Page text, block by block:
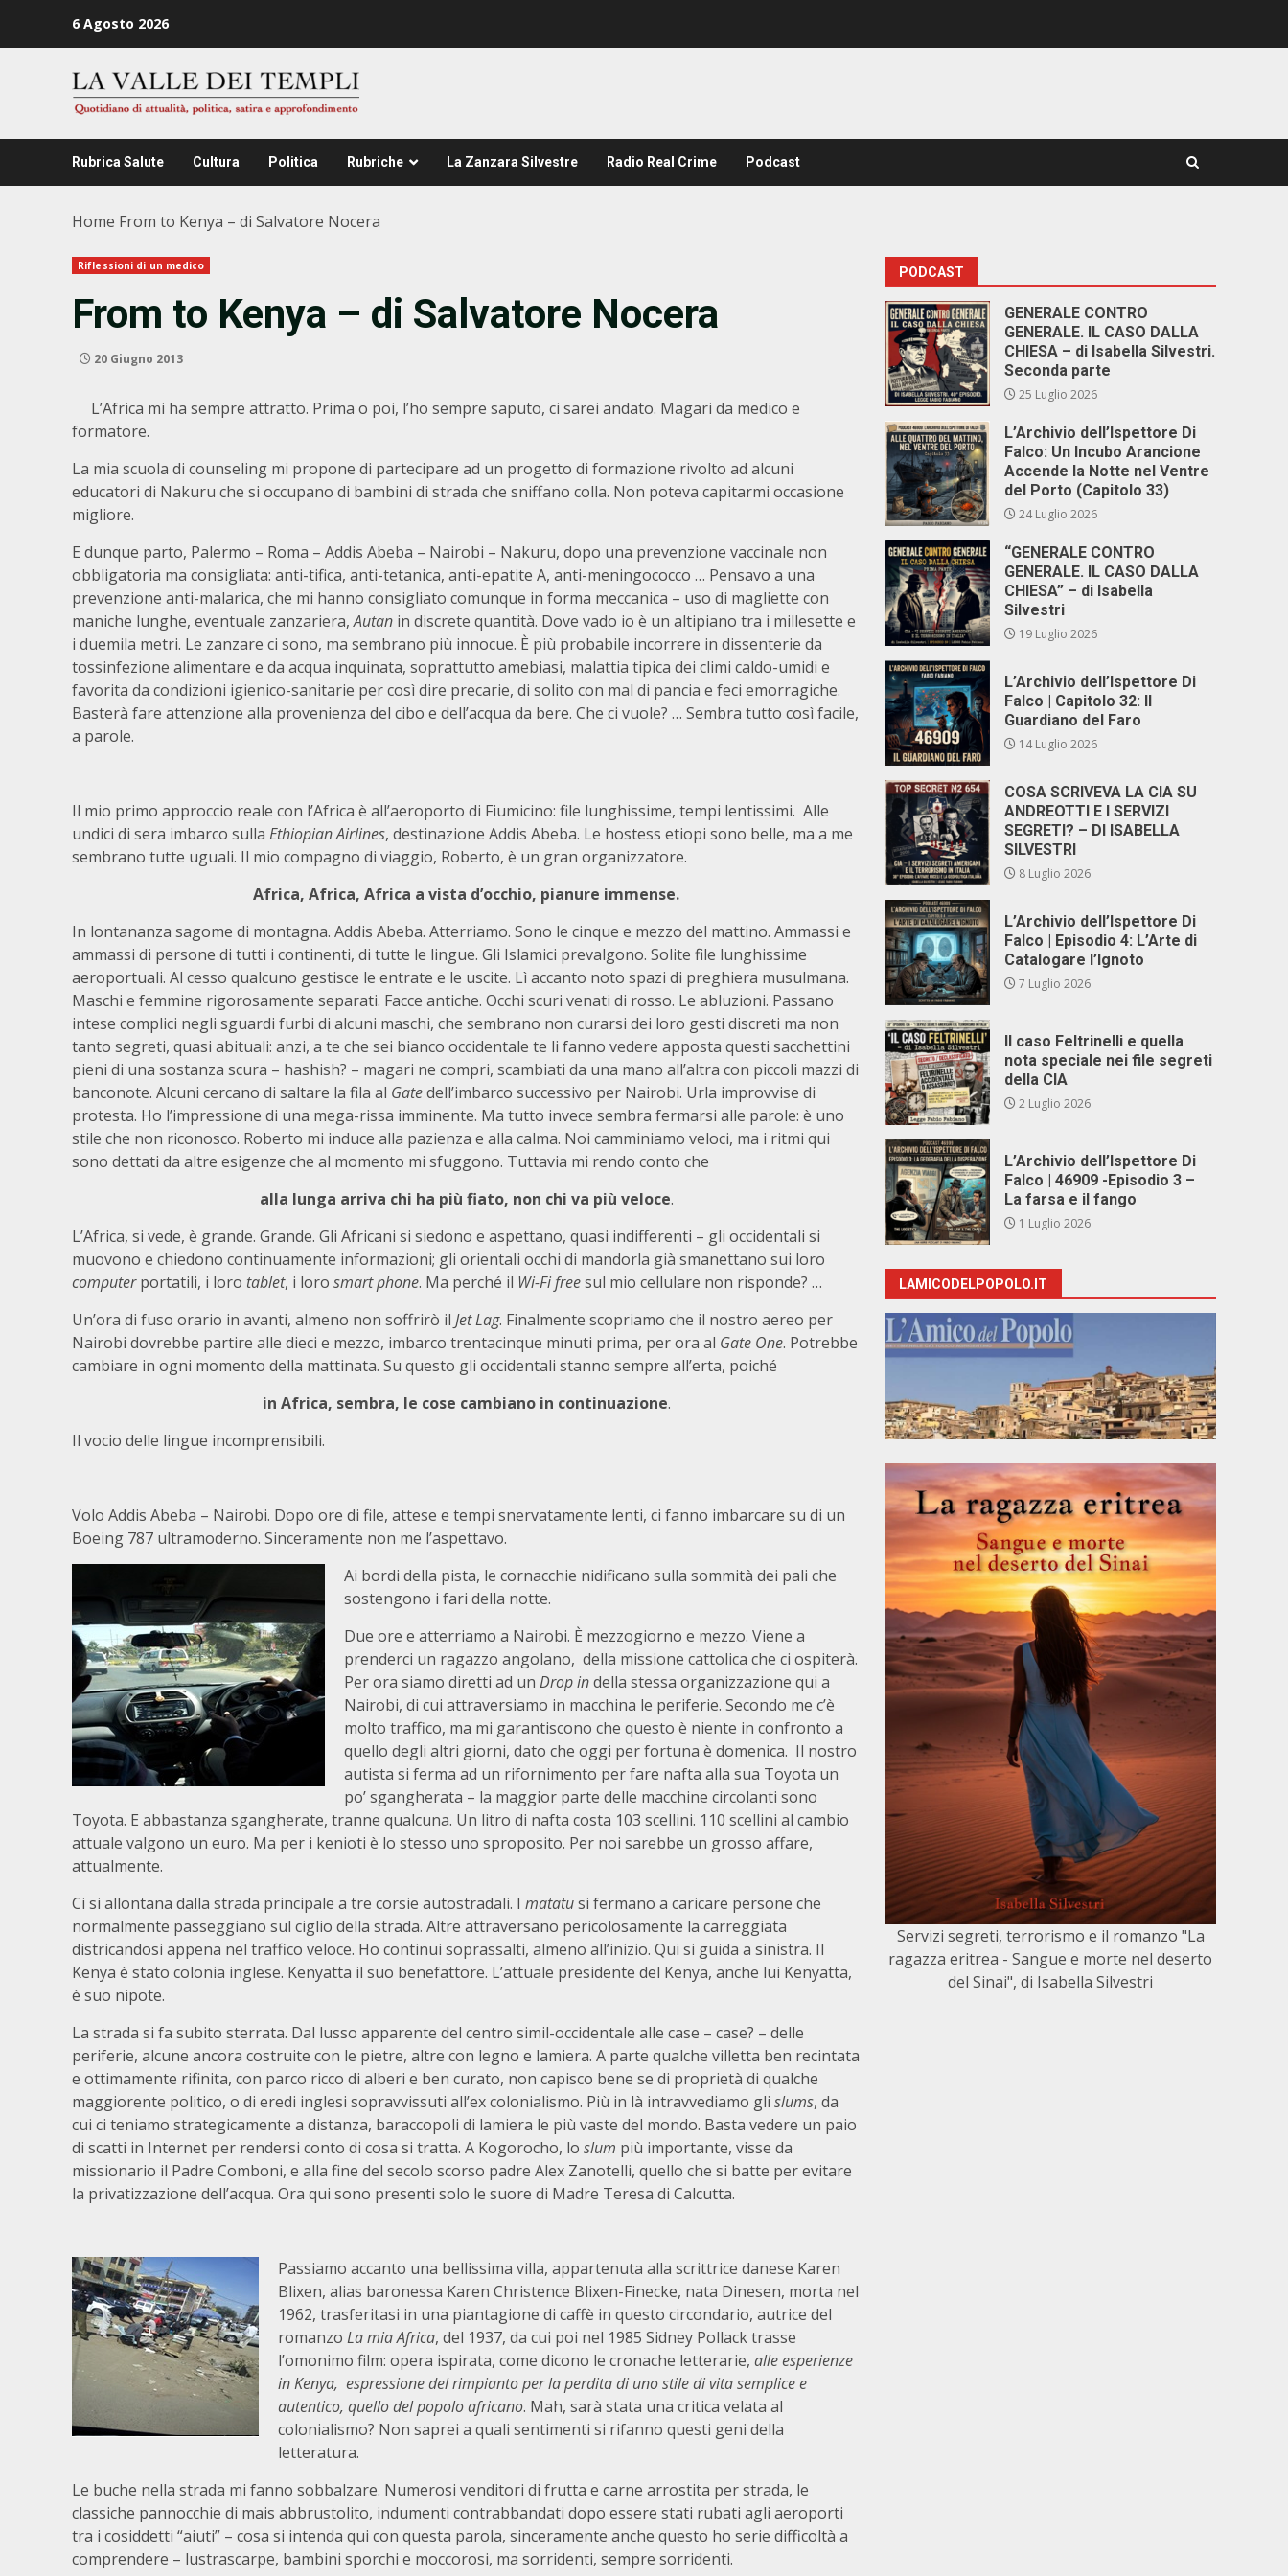
6 Agosto 2026
Rubrica Salute Cultura Politica Rubriche La Zanzara Silvestre Radio Real Crime Podcast
Home From to Kenya – di Salvatore Nocera
Riflessioni di un medico
From to Kenya – di Salvatore Nocera
20 Giugno 2013
L’Africa mi ha sempre attratto. Prima o poi, l’ho sempre saputo, ci sarei andato. Magari da medico e
formatore.
La mia scuola di counseling mi propone di partecipare ad un progetto di formazione rivolto ad alcuni
educatori di Nakuru che si occupano di bambini di strada che sniffano colla. Non poteva capitarmi occasione
migliore.
E dunque parto, Palermo – Roma – Addis Abeba – Nairobi – Nakuru, dopo una prevenzione vaccinale non
obbligatoria ma consigliata: anti-tifica, anti-tetanica, anti-epatite A, anti-meningococco … Pensavo a una
prevenzione anti-malarica, che mi hanno consigliato comunque in forma meccanica – uso di magliette con
maniche lunghe, eventuale zanzariera,Autan in discrete quantità. Dove vado io è un altipiano tra i millesette e
i duemila metri. Le zanzare ci sono, ma sembrano più innocue. È più probabile incorrere in dissenterie da
tossinfezione alimentare e da acqua inquinata, soprattutto amebiasi, malattia tipica dei climi caldo-umidi e
favorita da condizioni igienico-sanitarie per così dire precarie, di solito con mal di pancia e feci emorragiche.
Basterà fare attenzione alla provenienza del cibo e dell’acqua da bere. Che ci vuole? … Sembra tutto così facile,
a parole.
Il mio primo approccio reale con l’Africa è all’aeroporto di Fiumicino: file lunghissime, tempi lentissimi. Alle
undici di sera imbarco sulla Ethiopian Airlines, destinazione Addis Abeba. Le hostess etiopi sono belle, ma a me
sembrano tutte uguali. Il mio compagno di viaggio, Roberto, è un gran organizzatore.
Africa, Africa, Africa a vista d’occhio, pianure immense.
In lontananza sagome di montagna. Addis Abeba. Atterriamo. Sono le cinque e mezzo del mattino. Ammassi e
ammassi di persone di tutti i continenti, di tutte le lingue. Gli Islamici prevalgono. Solite file lunghissime
aeroportuali. Al cesso qualcuno gestisce le entrate e le uscite. Lì accanto noto spazi di preghiera musulmana.
Maschi e femmine rigorosamente separati. Facce antiche. Occhi scuri venati di rosso. Le abluzioni. Passano
intese complici negli sguardi furbi di alcuni maschi, che sembrano non curarsi dei loro gesti discreti ma non
tanto segreti, quasi abituali: anzi, a te che sei bianco occidentale te li fanno vedere apposta questi sacchettini
pieni di una sostanza scura – hashish? – magari ne compri, scambiati da una mano all’altra con piccoli mazzi di
banconote. Alcuni cercano di saltare la fila al Gatedell’imbarco successivo per Nairobi. Urla improvvise di
protesta. Ho l’impressione di una mega-rissa imminente. Ma tutto invece sembra fermarsi alle parole: è uno
stile che non riconosco. Roberto mi induce alla pazienza e alla calma. Noi camminiamo veloci, ma i ritmi qui
sono dettati da altre esigenze che al momento mi sfuggono. Tuttavia mi rendo conto che
alla lunga arriva chi ha più fiato, non chi va più veloce.
L’Africa, si vede, è grande. Grande. Gli Africani si siedono e aspettano, quasi indifferenti – gli occidentali si
muovono e chiedono continuamente informazioni; gli orientali occhi di mandorla già smanettano sui loro
computerportatili, i loro tablet, i loro smart phone. Ma perché il Wi-Fifreesul mio cellulare non risponde? …
Un’ora di fuso orario in avanti, almeno non soffrirò il Jet Lag. Finalmente scopriamo che il nostro aereo per
Nairobi dovrebbe partire alle dieci e mezzo, imbarco trentacinque minuti prima, per ora al Gate One. Potrebbe
cambiare in ogni momento della mattinata. Su questo gli occidentali stanno sempre all’erta, poiché
in Africa, sembra, le cose cambiano in continuazione.
Il vocio delle lingue incomprensibili.
Volo Addis Abeba – Nairobi. Dopo ore di file, attese e tempi snervatamente lenti, ci fanno imbarcare su di un
Boeing 787 ultramoderno. Sinceramente non me l’aspettavo.
Ai bordi della pista, le cornacchie nidificano sulla sommità dei pali che
sostengono i fari della notte.
Due ore e atterriamo a Nairobi. È mezzogiorno e mezzo. Viene a
prenderci un ragazzo angolano, della missione cattolica che ci ospiterà.
Per ora siamo diretti ad un Drop indella stessa organizzazione qui a
Nairobi, di cui attraversiamo in macchina le periferie. Secondo me c’è
molto traffico, ma mi garantiscono che questo è niente in confronto a
quello degli altri giorni, dato che oggi per fortuna è domenica. Il nostro
autista si ferma ad un rifornimento per fare nafta alla sua Toyota un
po’ sgangherata – la maggior parte delle macchine circolanti sono
Toyota. E abbastanza sgangherate, tranne qualcuna. Un litro di nafta costa 103 scellini. 110 scellini al cambio
attuale valgono un euro. Ma per i kenioti è lo stesso uno sproposito. Per noi sarebbe un grosso affare,
attualmente.
Ci si allontana dalla strada principale a tre corsie autostradali. I matatusi fermano a caricare persone che
normalmente passeggiano sul ciglio della strada. Altre attraversano pericolosamente la carreggiata
districandosi appena nel traffico veloce. Ho continui soprassalti, almeno all’inizio. Qui si guida a sinistra. Il
Kenya è stato colonia inglese. Kenyatta il suo benefattore. L’attuale presidente del Kenya, anche lui Kenyatta,
è suo nipote.
La strada si fa subito sterrata. Dal lusso apparente del centro simil-occidentale alle case – case? – delle
periferie, alcune ancora costruite con le pietre, altre con legno e lamiera. A parte qualche villetta ben recintata
e ottimamente rifinita, con parco ricco di alberi e ben curato, non capisco bene se di proprietà di qualche
maggiorente politico, o di eredi inglesi sopravvissuti all’ex colonialismo. Più in là intravvediamo gli slums, da
cui ci teniamo strategicamente a distanza, baraccopoli di lamiera le più vaste del mondo. Basta vedere un paio
di scatti in Internet per rendersi conto di cosa si tratta. A Kogorocho, lo slum più importante, visse da
missionario il Padre Comboni, e alla fine del secolo scorso padre Alex Zanotelli, quello che si batte per evitare
la privatizzazione dell’acqua. Ora qui sono presenti solo le suore di Madre Teresa di Calcutta.
Passiamo accanto una bellissima villa, appartenuta alla scrittrice danese Karen
Blixen, alias baronessa Karen Christence Blixen-Finecke, nata Dinesen, morta nel
1962, trasferitasi in una piantagione di caffè in questo circondario, autrice del
romanzo La mia Africa, del 1937, da cui poi nel 1985 Sidney Pollack trasse
l’omonimo film: opera ispirata, come dicono le cronache letterarie, alle esperienze
in Kenya, espressione del rimpianto per la perdita di uno stile di vita semplice e
autentico, quello del popolo africano. Mah, sarà stata una critica velata al
colonialismo? Non saprei a quali sentimenti si rifanno questi geni della
letteratura.
Le buche nella strada mi fanno sobbalzare. Numerosi venditori di frutta e carne arrostita per strada, le
classiche pannocchie di mais abbrustolito, indumenti contrabbandati dopo essere stati rubati agli aeroporti
tra i cosiddetti “aiuti” – cosa si intenda qui con questa parola, sinceramente anche questo ho serie difficoltà a
comprendere – lustrascarpe, bambini sporchi e moccorosi, ma sorridenti, sempre sorridenti.
PODCAST
GENERALE CONTRO
GENERALE. IL CASO DALLA
CHIESA – di Isabella Silvestri.
Seconda parte
25 Luglio 2026
L’Archivio dell’Ispettore Di
Falco: Un Incubo Arancione
Accende la Notte nel Ventre
del Porto (Capitolo 33)
24 Luglio 2026
“GENERALE CONTRO
GENERALE. IL CASO DALLA
CHIESA” – di Isabella
Silvestri
19 Luglio 2026
L’Archivio dell’Ispettore Di
Falco | Capitolo 32: Il
Guardiano del Faro
14 Luglio 2026
COSA SCRIVEVA LA CIA SU
ANDREOTTI E I SERVIZI
SEGRETI? – DI ISABELLA
SILVESTRI
8 Luglio 2026
L’Archivio dell’Ispettore Di
Falco | Episodio 4: L’Arte di
Catalogare l’Ignoto
7 Luglio 2026
Il caso Feltrinelli e quella
nota speciale nei file segreti
della CIA
2 Luglio 2026
L’Archivio dell’Ispettore Di
Falco | 46909 -Episodio 3 –
La farsa e il fango
1 Luglio 2026
LAMICODELPOPOLO.IT
Servizi segreti, terrorismo e il romanzo "La
ragazza eritrea - Sangue e morte nel deserto
del Sinai", di Isabella Silvestri